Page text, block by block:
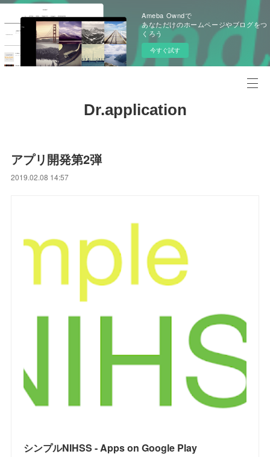
Ameba Owndで
あなただけのホームページやブログをつ
くろう
今すぐ試す
Dr.application
アプリ開発第2弾
2019.02.08 14:57
シンプルNIHSS - Apps on Google Play